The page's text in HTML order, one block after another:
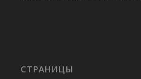
СТРАНИЦЫ